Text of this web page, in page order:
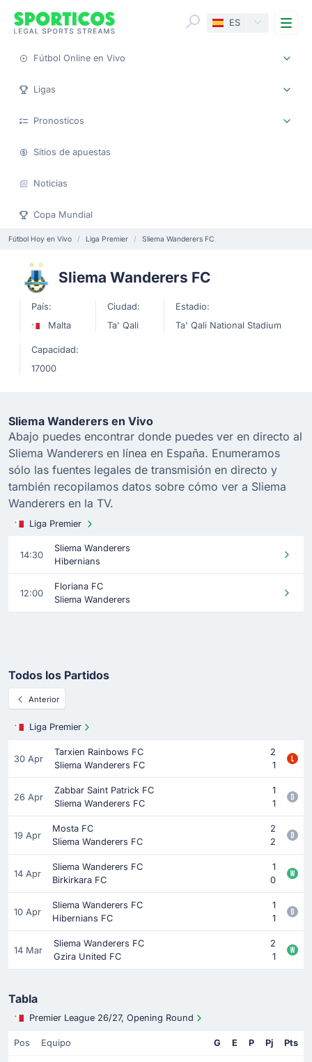
ES
Fútbol Online en Vivo
Ligas
Pronosticos
Sitios de apuestas
Noticias
Copa Mundial
Fútbol Hoy en Vivo Liga Premier Sliema Wanderers FC
Sliema Wanderers FC
País:
Malta
Ciudad:
Ta' Qali
Estadio:
Ta' Qali National Stadium
Capacidad:
17000
Sliema Wanderers en Vivo
Abajo puedes encontrar donde puedes ver en directo al
Sliema Wanderers en línea en España. Enumeramos
sólo las fuentes legales de transmisión en directo y
también recopilamos datos sobre cómo ver a Sliema
Wanderers en la TV.
Liga Premier
14:30
Sliema Wanderers
Hibernians
12:00
Floriana FC
Sliema Wanderers
Todos los Partidos
Anterior
Liga Premier
30 Apr
Tarxien Rainbows FC
2
Sliema Wanderers FC
1
26 Apr
Zabbar Saint Patrick FC
1
Sliema Wanderers FC
1
19 Apr
Mosta FC
2
Sliema Wanderers FC
2
14 Apr
Sliema Wanderers FC
1
Birkirkara FC
0
10 Apr
Sliema Wanderers FC
1
Hibernians FC
1
14 Mar
Sliema Wanderers FC
2
Gzira United FC
1
Tabla
Premier League 26/27, Opening Round
Pos Equipo G E P Pj Pts